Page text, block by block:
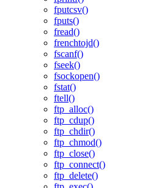
fputcsv()
fputs()
fread()
frenchtojd()
fscanf()
fseek()
fsockopen()
fstat()
ftell()
ftp_alloc()
ftp_cdup()
ftp_chdir()
ftp_chmod()
ftp_close()
ftp_connect()
ftp_delete()